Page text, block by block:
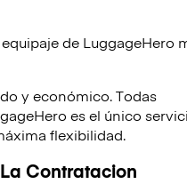
de LuggageHero
y económico. Todas
es el único
flexibilidad.
Contratacion